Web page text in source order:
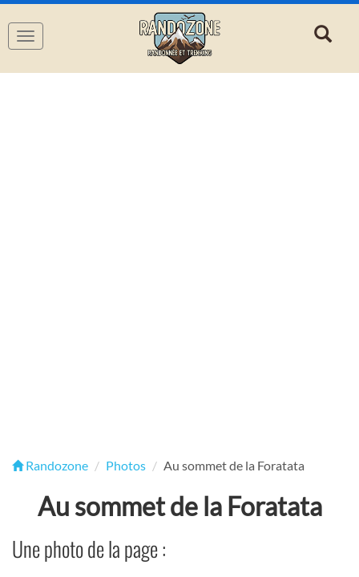
Navigation
Randozone Photos Au sommet de la Foratata
Au sommet de la Foratata
Une photo de la page :